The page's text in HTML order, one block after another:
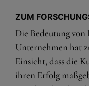
ZUM
Die Bedeutung
Unternehmen hat
Einsicht, dass die
ihren Erfolg